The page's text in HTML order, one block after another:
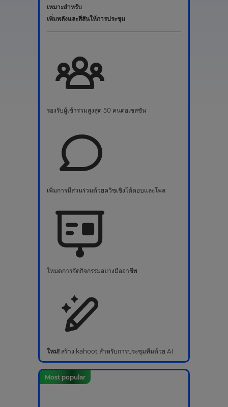
เหมาะสำหรับ
เพิ่มพลังและสีสันให้การประชุม
รองรับผู้เข้าร่วมสูงสุด 50 คนต่อเซสชัน
เพิ่มการมีส่วนร่วมด้วยควิซเชิงโต้ตอบและโพล
โหมดการจัดกิจกรรมอย่างมืออาชีพ
ใหม่! สร้าง kahoot สำหรับการประชุมทีมด้วย AI
Most popular